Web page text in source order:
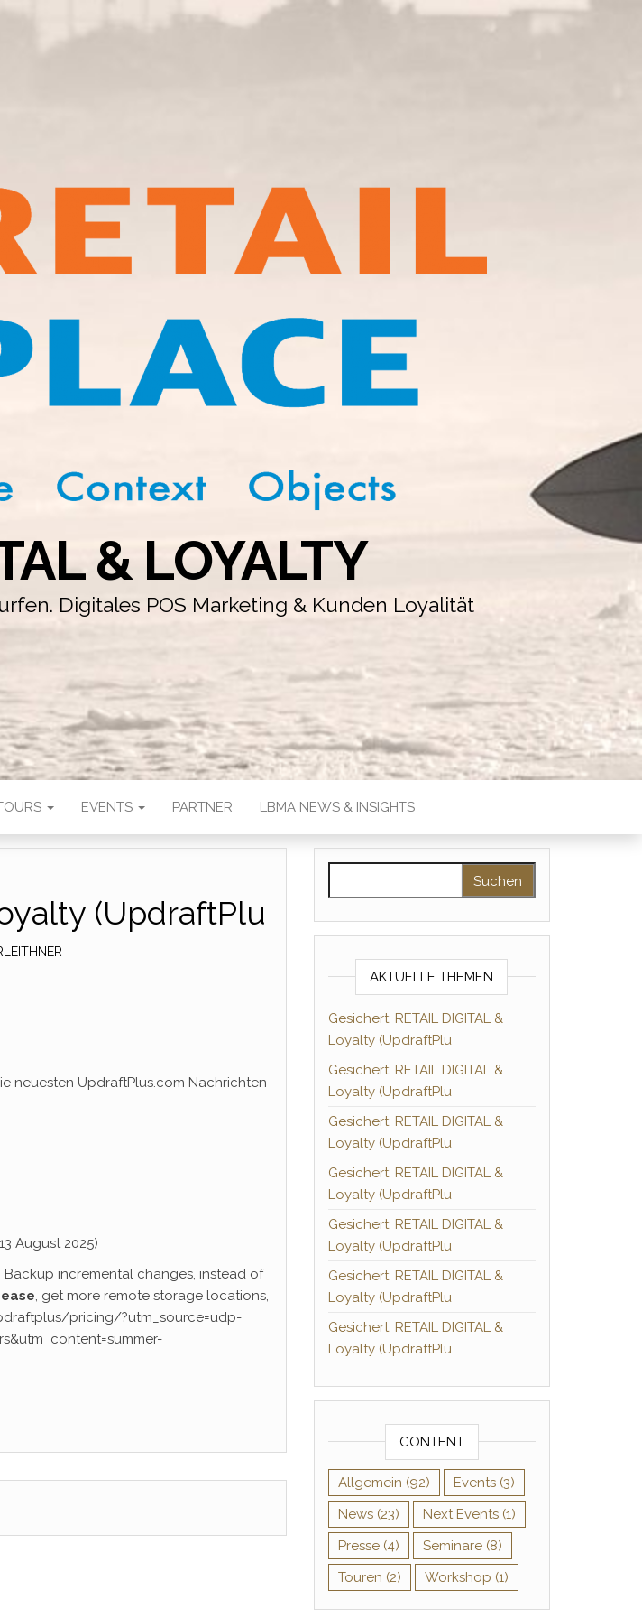
& LOYALTY
Digitales POS Marketing & Kunden Loyalität
EVENTS PARTNER LBMA NEWS & INSIGHTS
(UpdraftPlu
neuesten UpdraftPlus.com Nachrichten
August 2025)
. Backup incremental changes, instead of
, get more remote storage locations,
pricing/?utm_source=udp-
AKTUELLE THEMEN
Gesichert: RETAIL DIGITAL &
Loyalty (UpdraftPlu
Gesichert: RETAIL DIGITAL &
Loyalty (UpdraftPlu
Gesichert: RETAIL DIGITAL &
Loyalty (UpdraftPlu
Gesichert: RETAIL DIGITAL &
Loyalty (UpdraftPlu
Gesichert: RETAIL DIGITAL &
Loyalty (UpdraftPlu
Gesichert: RETAIL DIGITAL &
Loyalty (UpdraftPlu
Gesichert: RETAIL DIGITAL &
Loyalty (UpdraftPlu
CONTENT
Allgemein (92) Events(3)
News(23) Next Events(1)
Presse(4) Seminare(8)
Touren (2) Workshop (1)